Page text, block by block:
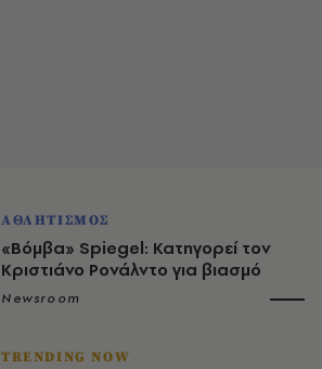
ΑΘΛΗΤΙΣΜΟΣ
«Βόμβα» Spiegel: Κατηγορεί τον
Κριστιάνο Ρονάλντο για βιασμό
Newsroom
TRENDING NOW